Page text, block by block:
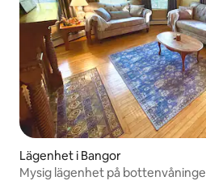
Lägenhet i Bangor
Mysig lägenhet på